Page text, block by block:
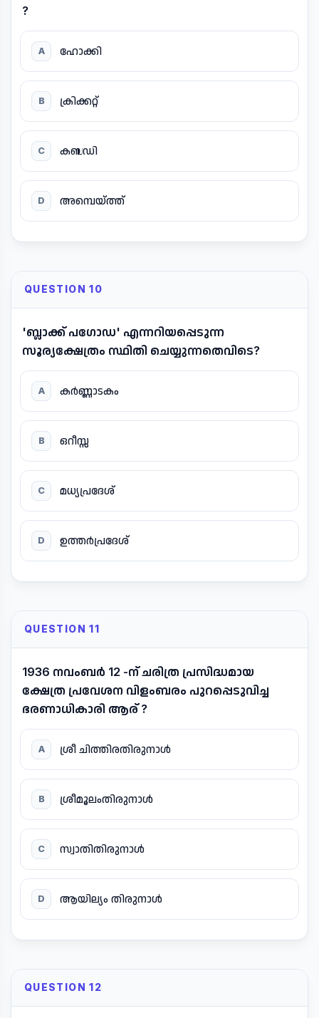
?
A ഹോക്കി
B ക്രിക്കറ്റ്
C കബഡി
D അമ്പെയ്ത്ത്
QUESTION 10
'ബ്ലാക്ക് പഗോഡ' എന്നറിയപ്പെടുന്ന
സൂര്യക്ഷേത്രം സ്ഥിതി ചെയ്യുന്നതെവിടെ?
A കർണ്ണാടകം
B ഒറീസ്സ
C മധ്യപ്രദേശ്
D ഉത്തർപ്രദേശ്
QUESTION 11
1936 നവംബർ 12 -ന് ചരിത്ര പ്രസിദ്ധമായ
ക്ഷേത്ര പ്രവേശന വിളംബരം പുറപ്പെടുവിച്ച
ഭരണാധികാരി ആര് ?
A ശ്രീ ചിത്തിരതിരുനാൾ
B ശ്രീമൂലംതിരുനാൾ
C സ്വാതിതിരുനാൾ
D ആയില്യം തിരുനാൾ
QUESTION 12